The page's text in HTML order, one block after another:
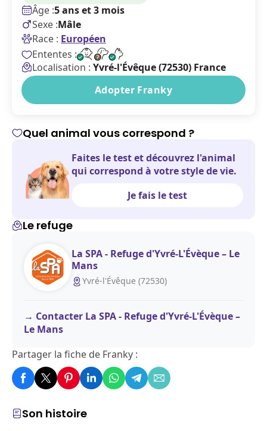
Âge :5 ans et 3 mois
Sexe :Mâle
Race : Européen
Ententes :
Localisation : Yvré-l'Évêque (72530) France
Adopter Franky
Son histoire
Quel animal vous correspond ?
Faites le test et découvrez l'animal
qui correspond à votre style de vie.
Je fais le test
Le refuge
La SPA - Refuge d'Yvré-L'Évèque – Le
Mans
Yvré-l'Évêque (72530)
Contacter La SPA - Refuge d'Yvré-L'Évèque –
Le Mans
Partager la fiche de Franky :